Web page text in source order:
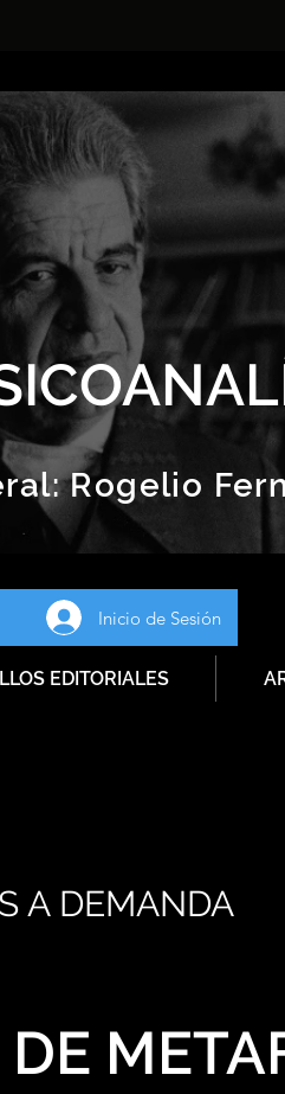
Rogelio
Inicio de Sesión
EDITORIALES
A DEMANDA